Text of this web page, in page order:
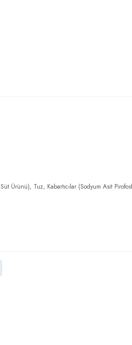
Ürünü), Tuz, Kabartıcılar (Sodyum Asit